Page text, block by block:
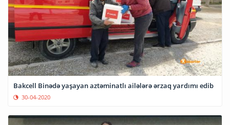
Bakcell Binədə yaşayan aztəminatlı ailələrə ərzaq yardımı edib
30-04-2020